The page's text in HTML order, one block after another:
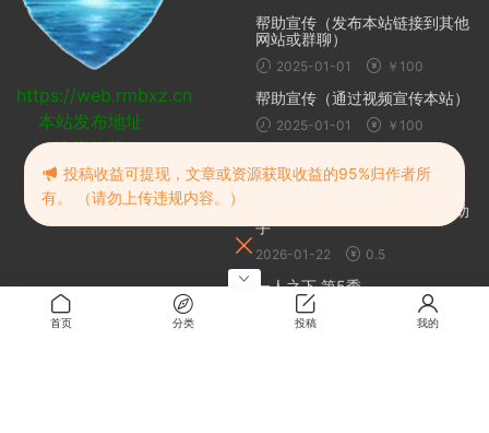
https://web.rmbxz.cn
本站发布地址
建议收藏
帮助宣传（发布本站链接到其他
网站或群聊）
2025-01-01 ￥100
帮助宣传（通过视频宣传本站）
2025-01-01 ￥100
随机推荐
保健室的老师与沉迷吹泡泡的助
手
2026-01-22 0.5
一人之下 第5季
2023-02-25
首页 分类 投稿 我的
投稿收益可提现，文章或资源获取收益的95%归作者所
有。 （请勿上传违规内容。）